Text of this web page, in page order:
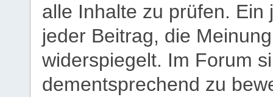
alle Inhalte zu prüfen.
jeder Beitrag, die
widerspiegelt. Im Forum
dementsprechend zu